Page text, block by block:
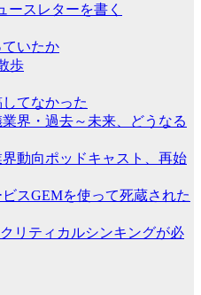
ースレターを書く
いたか
歩
てなかった
業界・過去～未来、どうなる
動向ポッドキャスト、再始
スGEMを使って死蔵された
リティカルシンキングが必